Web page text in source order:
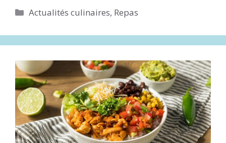
Catégories
Actualités culinaires, Repas